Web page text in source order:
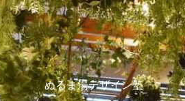
ぬるま湯デザイン塾